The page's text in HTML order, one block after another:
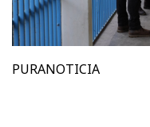
PURANOTICIA